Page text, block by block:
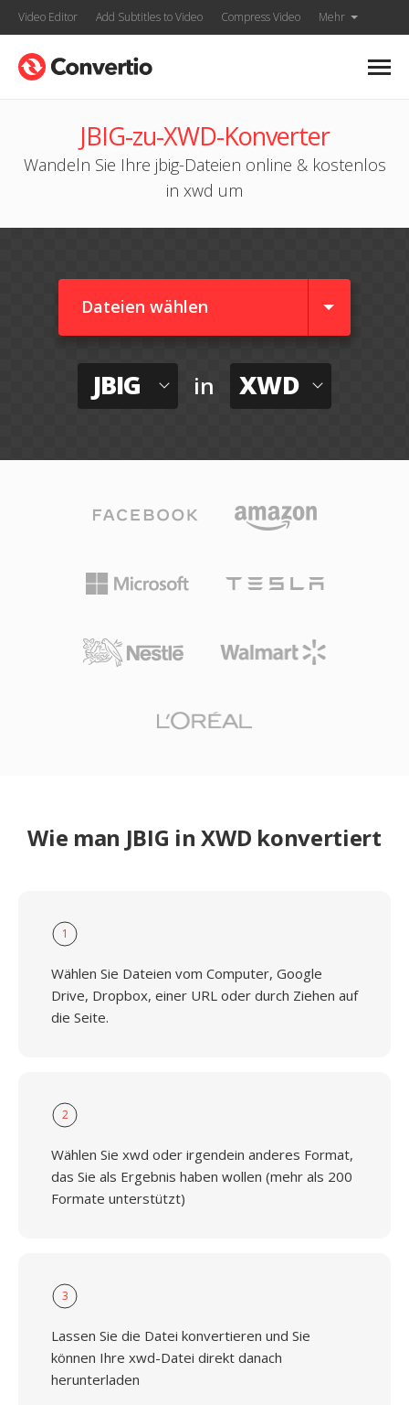
Video Editor Add Subtitles to Video Compress Video Mehr
JBIG-zu-XWD-Konverter
Wandeln Sie Ihre jbig-Dateien online & kostenlos
in xwd um
Dateien wählen
JBIG in XWD
Wie man JBIG in XWD konvertiert
1
Wählen Sie Dateien vom Computer, Google
Drive, Dropbox, einer URL oder durch Ziehen auf
die Seite.
2
Wählen Sie xwd oder irgendein anderes Format,
das Sie als Ergebnis haben wollen (mehr als 200
Formate unterstützt)
3
Lassen Sie die Datei konvertieren und Sie
können Ihre xwd-Datei direkt danach
herunterladen